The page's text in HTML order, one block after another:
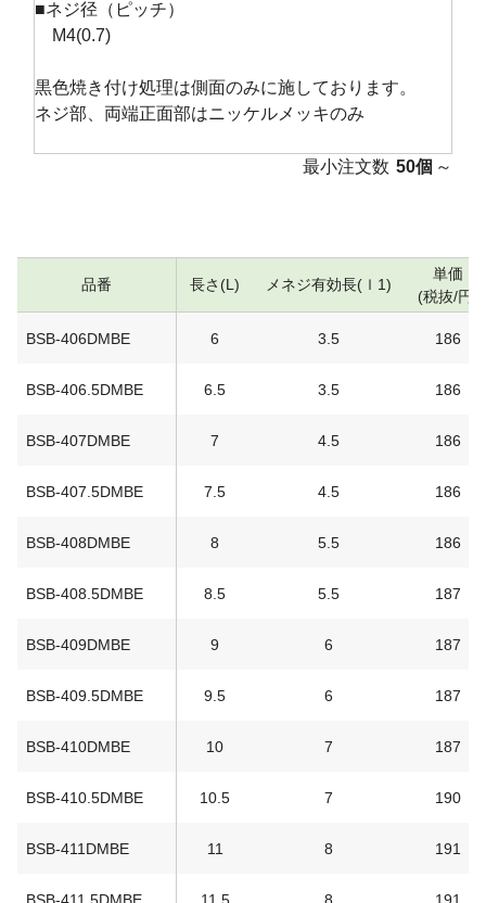
■ネジ径（ピッチ）
M4(0.7)
黒色焼き付け処理は側面のみに施しております。
ネジ部、両端正面部はニッケルメッキのみ
最小注文数 50個 ～
品番 長さ(L) メネジ有効長(ｌ1)
単価
(税抜/円)
BSB-406DMBE 6 3.5 186
BSB-406.5DMBE 6.5 3.5 186
BSB-407DMBE 7 4.5 186
BSB-407.5DMBE 7.5 4.5 186
BSB-408DMBE 8 5.5 186
BSB-408.5DMBE 8.5 5.5 187
BSB-409DMBE 9 6 187
BSB-409.5DMBE 9.5 6 187
BSB-410DMBE 10 7 187
BSB-410.5DMBE 10.5 7 190
BSB-411DMBE 11 8 191